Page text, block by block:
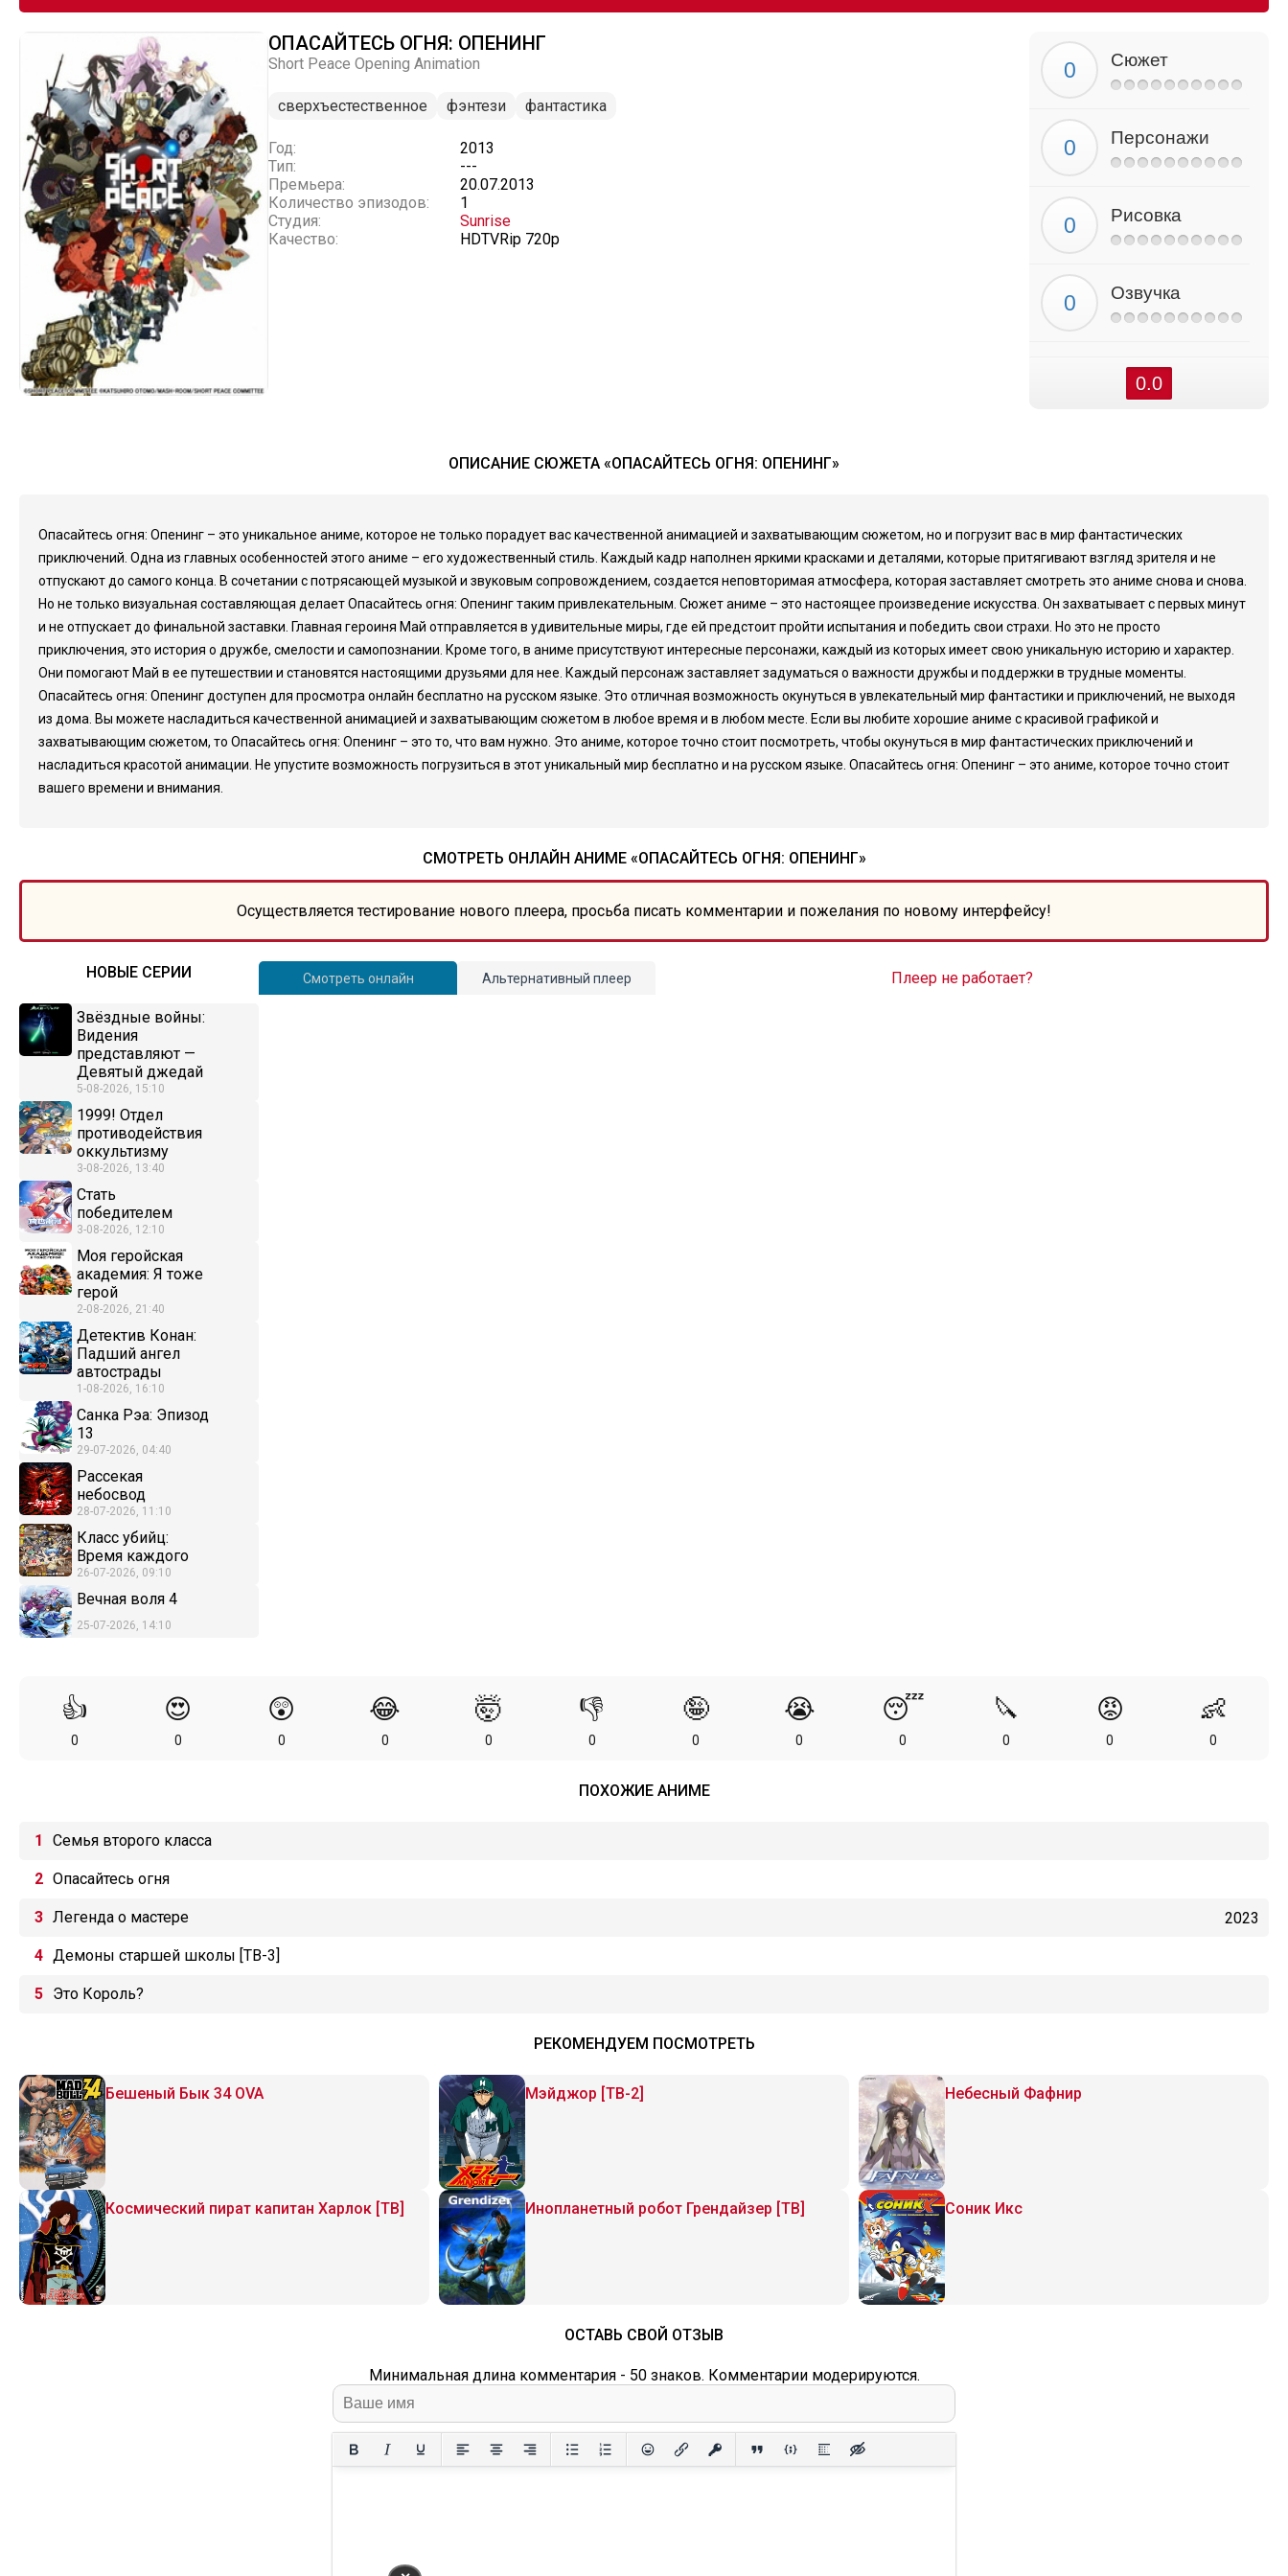
ОПАСАЙТЕСЬ ОГНЯ: ОПЕНИНГ
Short Peace Opening Animation
сверхъестественное фэнтези фантастика
Год:
2013
Тип:
---
Премьера:
20.07.2013
Количество эпизодов:
1
Студия:
Sunrise
Качество:
HDTVRip 720p
Сюжет
Персонажи
Рисовка
Озвучка
0.0
ОПИСАНИЕ СЮЖЕТА «ОПАСАЙТЕСЬ ОГНЯ: ОПЕНИНГ»
Опасайтесь огня: Опенинг – это уникальное аниме, которое не только порадует вас качественной анимацией и захватывающим сюжетом, но и погрузит вас в мир фантастических
приключений. Одна из главных особенностей этого аниме – его художественный стиль. Каждый кадр наполнен яркими красками и деталями, которые притягивают взгляд зрителя и не
отпускают до самого конца. В сочетании с потрясающей музыкой и звуковым сопровождением, создается неповторимая атмосфера, которая заставляет смотреть это аниме снова и снова.
Но не только визуальная составляющая делает Опасайтесь огня: Опенинг таким привлекательным. Сюжет аниме – это настоящее произведение искусства. Он захватывает с первых минут
и не отпускает до финальной заставки. Главная героиня Май отправляется в удивительные миры, где ей предстоит пройти испытания и победить свои страхи. Но это не просто
приключения, это история о дружбе, смелости и самопознании. Кроме того, в аниме присутствуют интересные персонажи, каждый из которых имеет свою уникальную историю и характер.
Они помогают Май в ее путешествии и становятся настоящими друзьями для нее. Каждый персонаж заставляет задуматься о важности дружбы и поддержки в трудные моменты.
Опасайтесь огня: Опенинг доступен для просмотра онлайн бесплатно на русском языке. Это отличная возможность окунуться в увлекательный мир фантастики и приключений, не выходя
из дома. Вы можете насладиться качественной анимацией и захватывающим сюжетом в любое время и в любом месте. Если вы любите хорошие аниме с красивой графикой и
захватывающим сюжетом, то Опасайтесь огня: Опенинг – это то, что вам нужно. Это аниме, которое точно стоит посмотреть, чтобы окунуться в мир фантастических приключений и
насладиться красотой анимации. Не упустите возможность погрузиться в этот уникальный мир бесплатно и на русском языке. Опасайтесь огня: Опенинг – это аниме, которое точно стоит
вашего времени и внимания.
СМОТРЕТЬ ОНЛАЙН АНИМЕ «ОПАСАЙТЕСЬ ОГНЯ: ОПЕНИНГ»
Осуществляется тестирование нового плеера, просьба писать комментарии и пожелания по новому интерфейсу!
НОВЫЕ СЕРИИ
Звёздные войны:
Видения
представляют —
Девятый джедай
5-08-2026, 15:10
1999! Отдел
противодействия
оккультизму
3-08-2026, 13:40
Стать
победителем
3-08-2026, 12:10
Моя геройская
академия: Я тоже
герой
2-08-2026, 21:40
Детектив Конан:
Падший ангел
автострады
1-08-2026, 16:10
Санка Рэа: Эпизод
13
29-07-2026, 04:40
Рассекая
небосвод
28-07-2026, 11:10
Класс убийц:
Время каждого
26-07-2026, 09:10
Вечная воля 4
25-07-2026, 14:10
Смотреть онлайн Альтернативный плеер Плеер не работает?
👍
0
😍
0
😲
0
😂
0
🤯
0
👎
0
🤪
0
😭
0
😴
0
🔪
0
😡
0
👶
0
ПОХОЖИЕ АНИМЕ
Семья второго класса
Опасайтесь огня
Легенда о мастере 2023
Демоны старшей школы [ТВ-3]
Это Король?
РЕКОМЕНДУЕМ ПОСМОТРЕТЬ
Бешеный Бык 34 OVA Мэйджор [ТВ-2] Небесный Фафнир
Космический пират капитан Харлок [ТВ] Инопланетный робот Грендайзер [ТВ] Соник Икс
ОСТАВЬ СВОЙ ОТЗЫВ
Минимальная длина комментария - 50 знаков. Комментарии модерируются.